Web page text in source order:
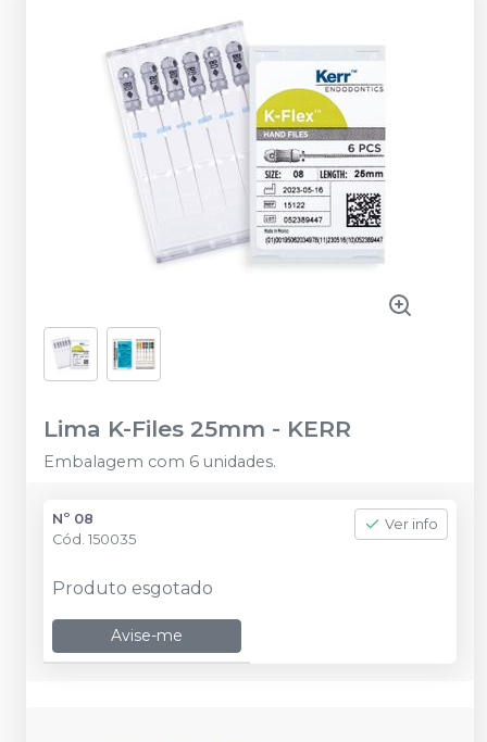
Lima K-Files 25mm - KERR
Embalagem com 6 unidades.
Nº 08
Cód. 150035
Ver info
Produto esgotado
Avise-me